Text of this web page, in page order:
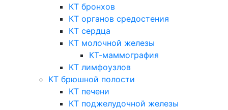
КТ бронхов
КТ органов средостения
КТ сердца
КТ молочной железы
КТ-маммография
КТ лимфоузлов
КТ брюшной полости
КТ печени
КТ поджелудочной железы